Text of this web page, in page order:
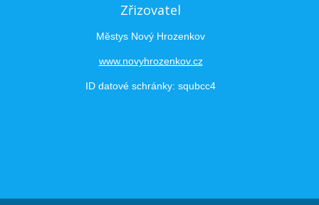
Zřizovatel
Městys Nový Hrozenkov
www.novyhrozenkov.cz
ID datové schránky: squbcc4